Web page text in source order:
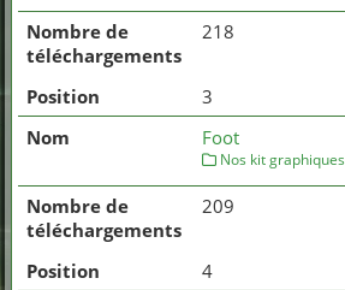
218
3
Foot
Nos kit graphiques
209
4